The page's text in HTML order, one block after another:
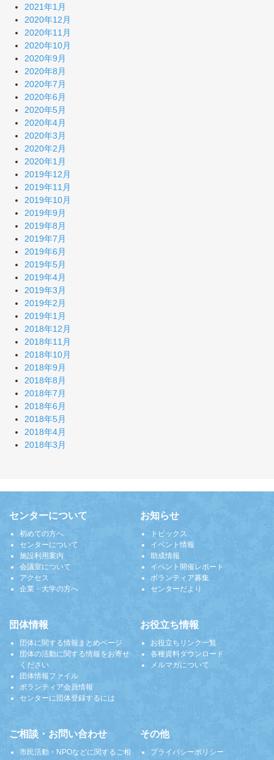
2021年1月
2020年12月
2020年11月
2020年10月
2020年9月
2020年8月
2020年7月
2020年6月
2020年5月
2020年4月
2020年3月
2020年2月
2020年1月
2019年12月
2019年11月
2019年10月
2019年9月
2019年8月
2019年7月
2019年6月
2019年5月
2019年4月
2019年3月
2019年2月
2019年1月
2018年12月
2018年11月
2018年10月
2018年9月
2018年8月
2018年7月
2018年6月
2018年5月
2018年4月
2018年3月
センターについて
初めての方へ
センターについて
施設利用案内
会議室について
アクセス
企業・大学の方へ
お知らせ
トピックス
イベント情報
助成情報
イベント開催レポート
ボランティア募集
センターだより
団体情報
団体に関する情報まとめページ
団体の活動に関する情報をお寄せ
ください
団体情報ファイル
ボランティア会員情報
センターに団体登録するには
お役立ち情報
お役立ちリンク一覧
各種資料ダウンロード
メルマガについて
ご相談・お問い合わせ
市民活動・NPOなどに関するご相
その他
プライバシーポリシー